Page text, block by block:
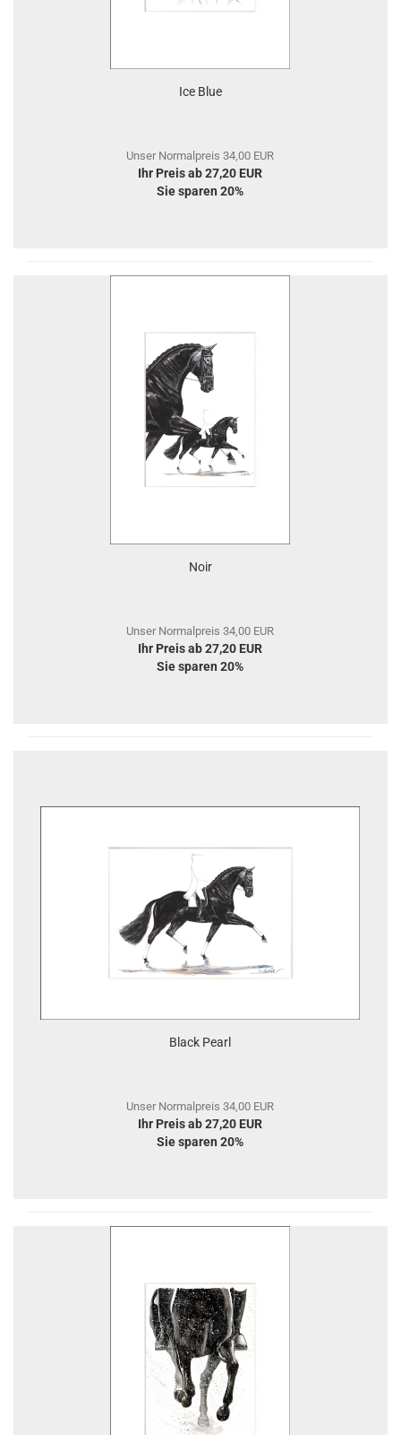
Ice Blue
Unser Normalpreis 34,00 EUR
Ihr Preis ab 27,20 EUR
Sie sparen 20%
Noir
Unser Normalpreis 34,00 EUR
Ihr Preis ab 27,20 EUR
Sie sparen 20%
Black Pearl
Unser Normalpreis 34,00 EUR
Ihr Preis ab 27,20 EUR
Sie sparen 20%